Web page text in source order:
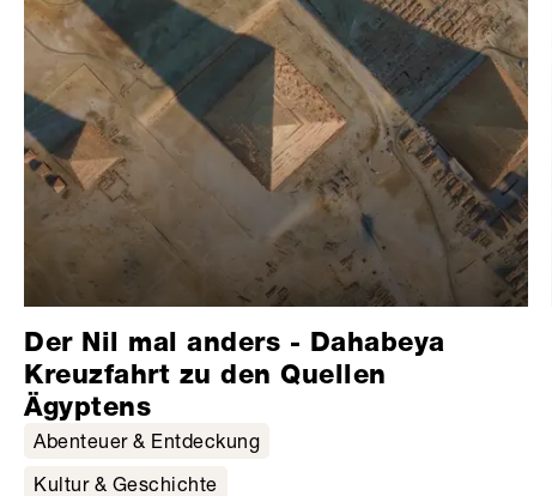
Der Nil mal anders - Dahabeya
Kreuzfahrt zu den Quellen
Ägyptens
Abenteuer & Entdeckung
Kultur & Geschichte